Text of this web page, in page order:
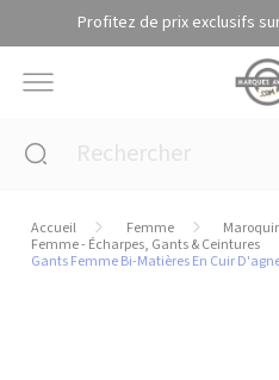
Profitez de prix exclusifs
Accueil Femme
Femme - Écharpes, Gants & Ceintures
Gants Femme Bi-Matières En Cuir
Panneau de gestion des cookies